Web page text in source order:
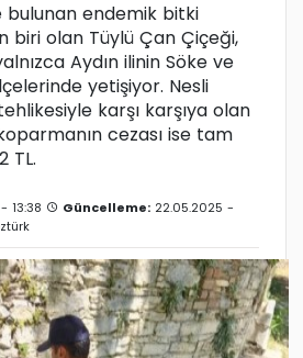
bulunan endemik bitki
biri olan Tüylü Çan Çiçeği,
Aydın ilinin Söke ve
yetişiyor. Nesli
karşı karşıya olan
cezası ise tam
TL.
13:38 Güncelleme: 22.05.2025 -